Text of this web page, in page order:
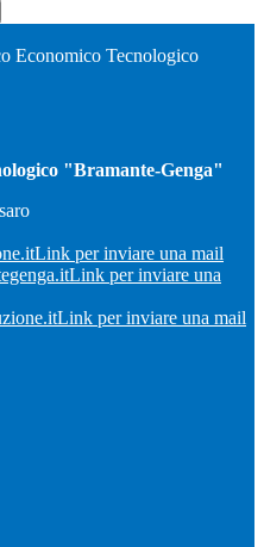
Economico Tecnologico
"Bramante-Genga"
Link per inviare una mail
Link per inviare una
Link per inviare una mail